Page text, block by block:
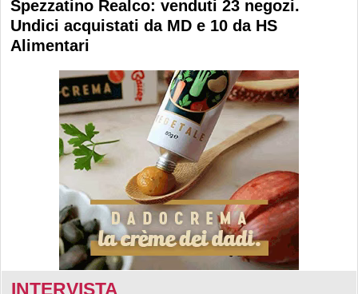
Spezzatino Realco: venduti 23 negozi.
Undici acquistati da MD e 10 da HS
Alimentari
INTERVISTA